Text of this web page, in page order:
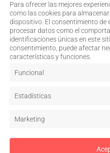
Para ofrecer las mejores
como las cookies para
dispositivo. El consentimiento
procesar datos como el
identificaciones únicas en este
consentimiento, puede afectar
características y funciones.
Funcional
Estadísticas
Marketing
968 20 87 67
admin@coorm.org
Miguel Vivancos, 4
30007 Murcia
Acceso a